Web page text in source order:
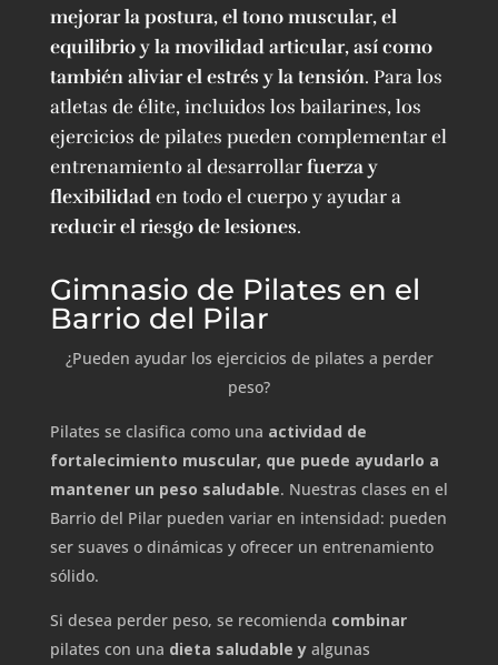
mejorar la postura, el tono muscular, el
equilibrio y la movilidad articular, así como
también aliviar el estrés y la tensión. Para los
atletas de élite, incluidos los bailarines, los
ejercicios de pilates pueden complementar el
entrenamiento al desarrollarfuerza y ​​
flexibilidaden todo el cuerpo y ayudar a
reducir el riesgo de lesiones.
Gimnasio de Pilates en el
Barrio del Pilar
¿Pueden ayudar los ejercicios de pilates a perder
peso?
Pilates se clasifica como una actividad de
fortalecimiento muscular, que puede ayudarlo a
mantener un peso saludable. Nuestras clases en el
Barrio del Pilar pueden variar en intensidad: pueden
ser suaves o dinámicas y ofrecer un entrenamiento
sólido.
Si desea perder peso, se recomienda combinar
pilates con una dieta saludable yalgunas